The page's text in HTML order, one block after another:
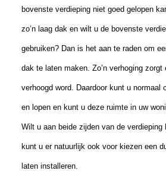
bovenste verdieping niet goed gelopen
zo’n laag dak en wilt u de bovenste
gebruiken? Dan is het aan te raden om
dak te laten maken. Zo’n verhoging zorgt
verhoogd word. Daardoor kunt u normaal
en lopen en kunt u deze ruimte in uw
Wilt u aan beide zijden van de verdieping
kunt u er natuurlijk ook voor kiezen een
laten installeren.